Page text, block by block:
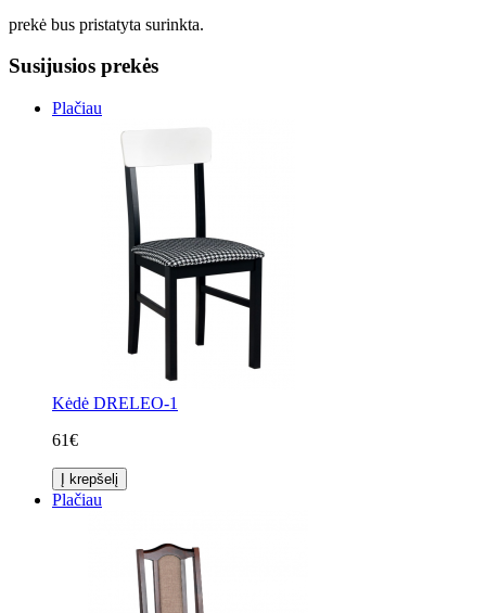
prekė bus pristatyta surinkta.
Susijusios prekės
Plačiau
Kėdė DRELEO-1
61€
Į krepšelį
Plačiau